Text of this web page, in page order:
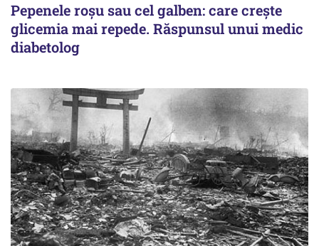
Pepenele roșu sau cel galben: care crește
glicemia mai repede. Răspunsul unui medic
diabetolog